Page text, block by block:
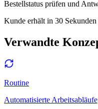
Bestellstatus prüfen und
Kunde erhält in 30
Verwandte
Routine
Automatisierte